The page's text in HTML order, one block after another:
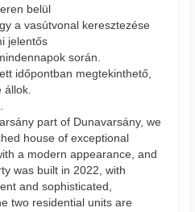
belül
a vasútvonal keresztezése
jelentős
során.
időpontban megtekinthető,
part of Dunavarsány, we
house of exceptional
a modern appearance, and
was built in 2022, with
and sophisticated,
two residential units are